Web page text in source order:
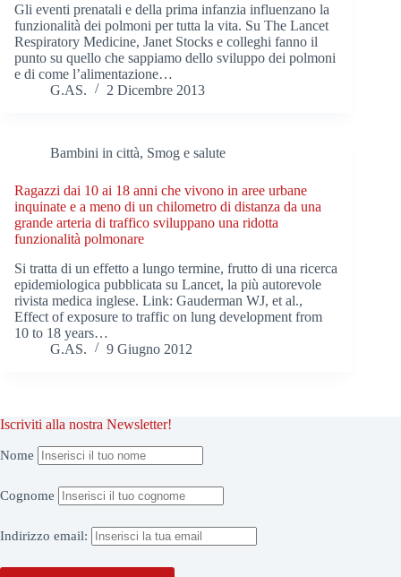
Gli eventi prenatali e della prima infanzia influenzano la
funzionalità dei polmoni per tutta la vita. Su The Lancet
Respiratory Medicine, Janet Stocks e colleghi fanno il
punto su quello che sappiamo dello sviluppo dei polmoni
e di come l’alimentazione…
G.AS.
2 Dicembre 2013
Bambini in città, Smog e salute
Ragazzi dai 10 ai 18 anni che vivono in aree urbane
inquinate e a meno di un chilometro di distanza da una
grande arteria di traffico sviluppano una ridotta
funzionalità polmonare
Si tratta di un effetto a lungo termine, frutto di una ricerca
epidemiologica pubblicata su Lancet, la più autorevole
rivista medica inglese. Link: Gauderman WJ, et al.,
Effect of exposure to traffic on lung development from
10 to 18 years…
G.AS.
9 Giugno 2012
Iscriviti alla nostra Newsletter!
Nome
Cognome
Indirizzo email: